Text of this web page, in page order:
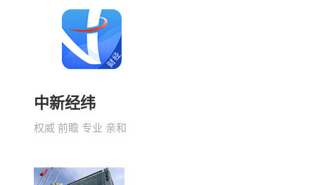
中新经纬
权威 前瞻 专业 亲和